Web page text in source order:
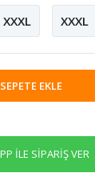
XXXL XXXL
SEPETE EKLE
İLE SİPARİŞ VER